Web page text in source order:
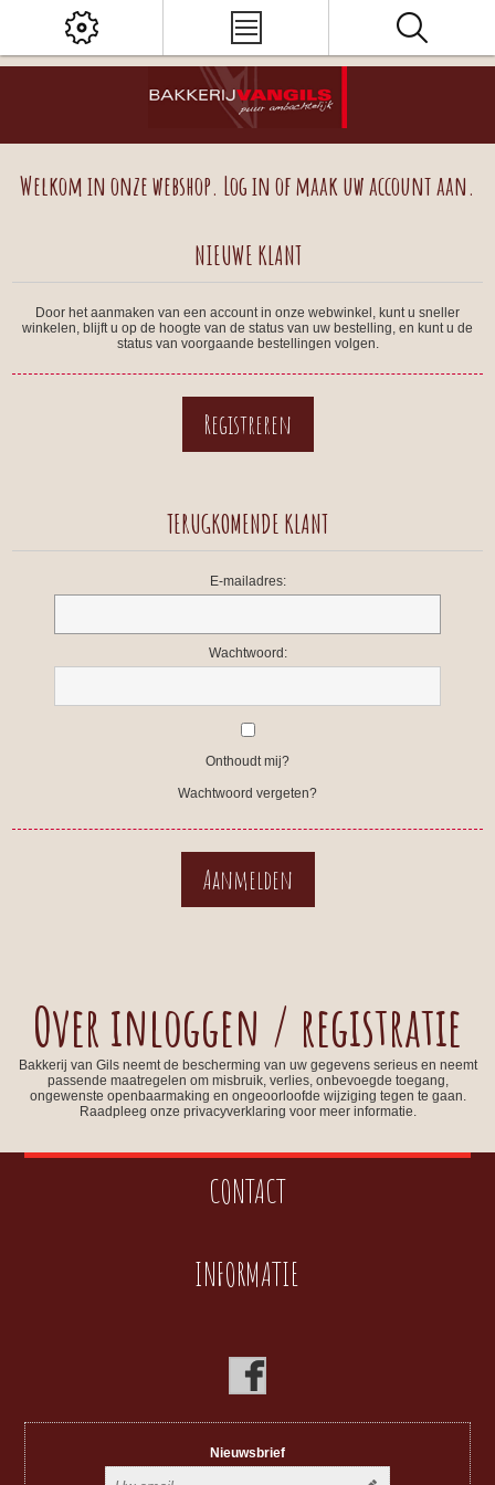
Welkom in onze webshop. Log in of maak uw account aan.
NIEUWE KLANT
Door het aanmaken van een account in onze webwinkel, kunt u sneller
winkelen, blijft u op de hoogte van de status van uw bestelling, en kunt u de
status van voorgaande bestellingen volgen.
TERUGKOMENDE KLANT
E-mailadres:
Wachtwoord:
Onthoudt mij?
Wachtwoord vergeten?
Over inloggen / registratie
Bakkerij van Gils neemt de bescherming van uw gegevens serieus en neemt
passende maatregelen om misbruik, verlies, onbevoegde toegang,
ongewenste openbaarmaking en ongeoorloofde wijziging tegen te gaan.
Raadpleeg onze privacyverklaring voor meer informatie.
CONTACT
INFORMATIE
Nieuwsbrief